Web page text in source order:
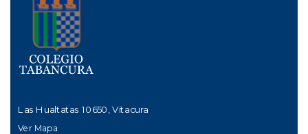
Las Hualtatas 10650, Vitacura
Ver Mapa